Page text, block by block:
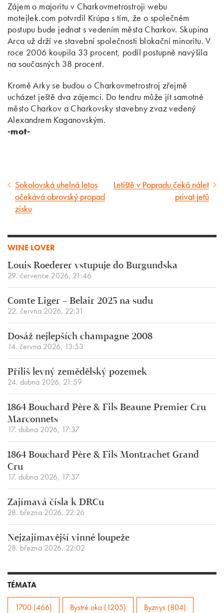
Zájem o majoritu v Charkovmetrostroji webu
motejlek.com potvrdil Krúpa s tím, že o společném
postupu bude jednat s vedením města Charkov. Skupina
Arca už drží ve stavební společnosti blokační minoritu. V
roce 2006 koupila 33 procent, podíl postupně navýšila
na současných 38 procent.
Kromě Arky se budou o Charkovmetrostroj zřejmě
ucházet ještě dva zájemci. Do tendru může jít samotné
město Charkov a Charkovsky stavebny zvaz vedený
Alexandrem Kaganovským.
-mot-
Předcházející
článek
Sokolovská uhelná letos
očekává obrovský propad
zisku
Následující
Letiště v Popradu čeká nálet
privat jetů
WINE LOVER
Louis Roederer vstupuje do Burgundska
29. července 2026, 21:46
Comte Liger – Belair 2025 na sudu
22. června 2026, 22:31
Dosáž nejlepších champagne 2008
14. června 2026, 13:53
Příliš levný zemědělský pozemek
24. dubna 2026, 21:59
1864 Bouchard Père & Fils Beaune Premier Cru
Marconnets
17. dubna 2026, 17:37
1864 Bouchard Père & Fils Montrachet Grand
Cru
17. dubna 2026, 17:37
Zajímavá čísla k DRCu
28. března 2026, 22:26
Nejzajímavější vinné loupeže
28. března 2026, 22:02
TÉMATA
1700 (466) Bystré oko (1205) Byznys (804)